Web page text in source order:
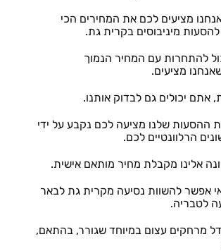
מציעים לכם את המחירים הכי
להסעות מיניבוסים בקרית גת.
להתחרות עם המחיר הנמוך
מציעים.
אתם יכולים גם לבדוק אותנו.
ההסעות שלנו מציעה לכם נקבע על ידי
הרלוונטיים לכם.
אלינו מקבלת מחיר מותאם אישית.
אפשר להשוות נסיעה מקרית גת לבאר
לטבריה.
מרחקים עצום במיוחד שגורר, בהתאם,